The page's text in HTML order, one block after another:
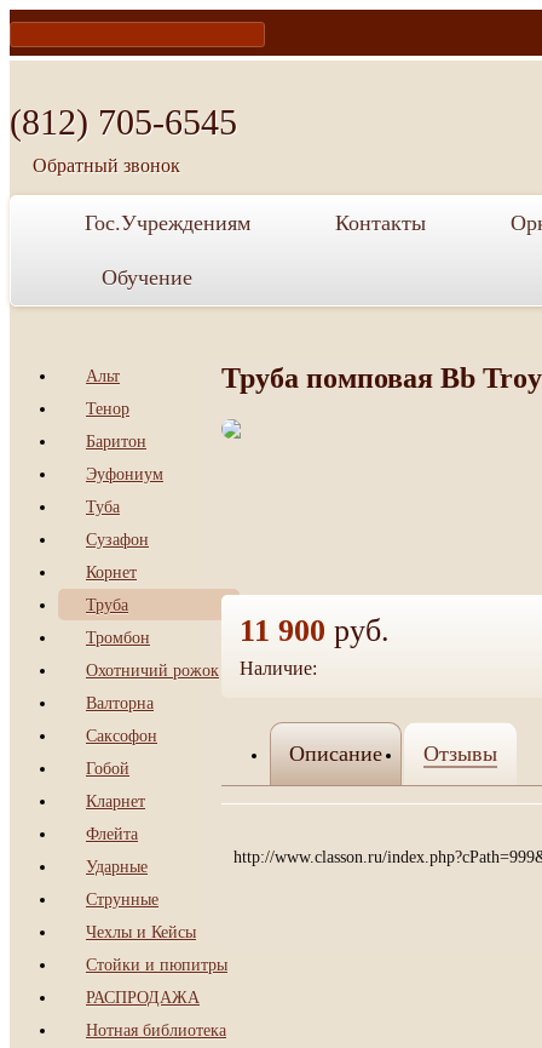
(812) 705-6545
Обратный звонок
Гос.Учреждениям Контакты
Обучение
Альт
Тенор
Баритон
Эуфониум
Туба
Сузафон
Корнет
Труба
Тромбон
Охотничий рожок
Валторна
Саксофон
Гобой
Кларнет
Флейта
Ударные
Струнные
Чехлы и Кейсы
Стойки и пюпитры
РАСПРОДАЖА
Нотная библиотека
Труба помповая Bb
11 900 руб.
Наличие:
да
Описание Отзывы
http://www.classon.ru/